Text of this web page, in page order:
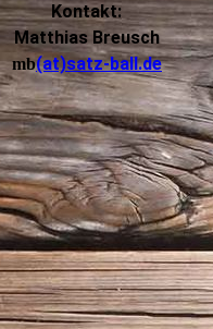
Kontakt:
Matthias Breusch
mb(at)satz-ball.de